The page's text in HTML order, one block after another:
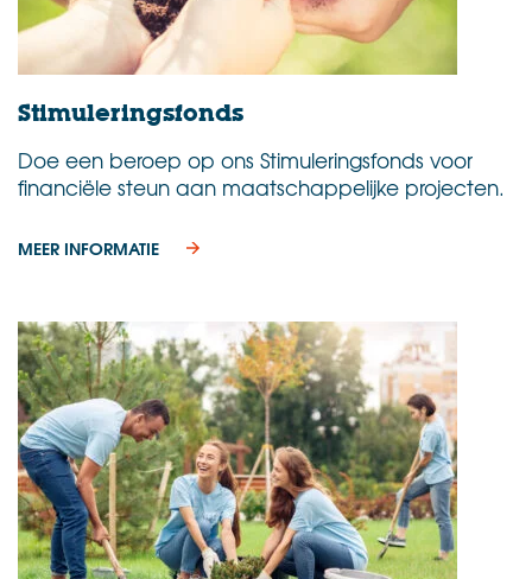
Stimuleringsfonds
Doe een beroep op ons Stimuleringsfonds voor
financiële steun aan maatschappelijke projecten.
MEER INFORMATIE